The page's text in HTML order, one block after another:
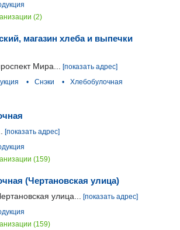
(2)
магазин хлеба и выпечки
Мира... [показать адрес]
• Снэки •
Хлебобулочная
[показать адрес]
(159)
(Чертановская улица)
улица...
[показать адрес]
(159)